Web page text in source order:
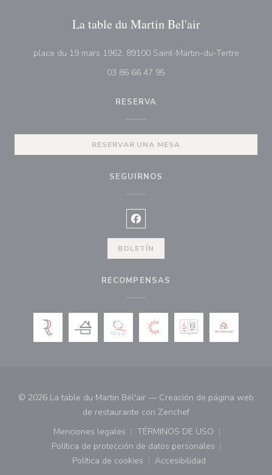
La table du Martin Bel'air
place du 19 mars 1962, 89100 Saint-Martin-du-Tertre((abre
03 86 66 47 95
RESERVA
RESERVAR UNA MESA
SEGUIRNOS
Facebook ((abre en una nueva
BOLETÍN
RECOMPENSAS
© 2026 La table du Martin Bel'air — Creación de página web
de restaurante con Zenchef((abre en una nueva
Menciones legales
((abre en una nueva ventana))
TÉRMINOS DE USO
((abre en una nueva
Política de protección de datos personales
((abre en una nueva ventana))
Política de cookies
((abre en una nueva ventana))
Accesibilidad
((abre en una nueva